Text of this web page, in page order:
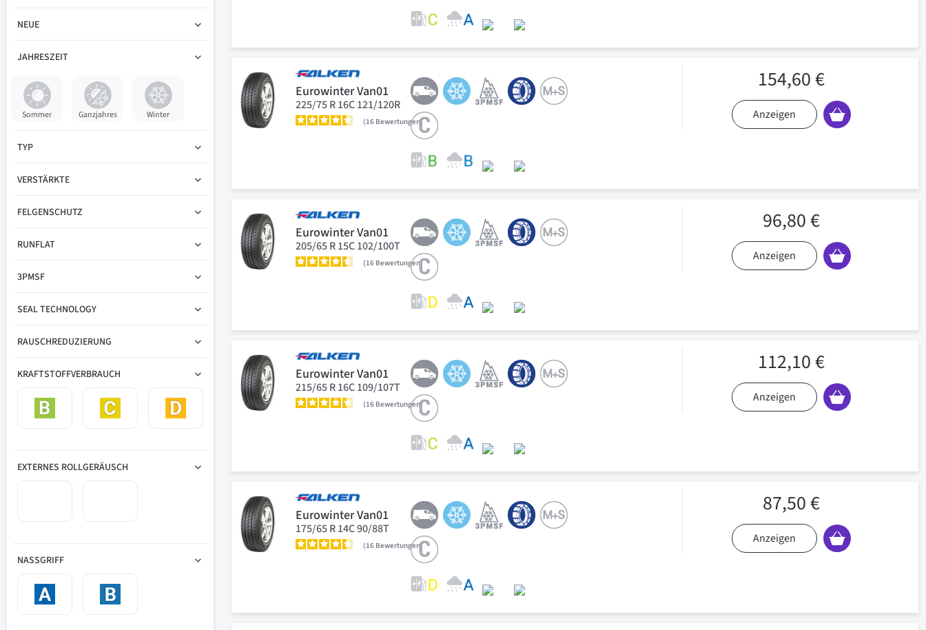
Eurowinter Van01
225/75 R 16C 121/120R
16 Bewertungen
154,60 €
Anzeigen
Eurowinter Van01
205/65 R 15C 102/100T
16 Bewertungen
96,80 €
Anzeigen
Eurowinter Van01
215/65 R 16C 109/107T
16 Bewertungen
112,10 €
Anzeigen
Eurowinter Van01
175/65 R 14C 90/88T
16 Bewertungen
87,50 €
Anzeigen
NEUE
JAHRESZEIT
Sommer Ganzjahres Winter
TYP
VERSTÄRKTE
FELGENSCHUTZ
RUNFLAT
3PMSF
SEAL TECHNOLOGY
RAUSCHREDUZIERUNG
KRAFTSTOFFVERBRAUCH
EXTERNES ROLLGERÄUSCH
NASSGRIFF